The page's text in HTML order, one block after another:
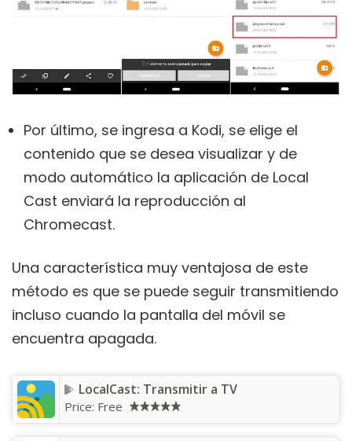
Por último, se ingresa a Kodi, se elige el
contenido que se desea visualizar y de
modo automático la aplicación de Local
Cast enviará la reproducción al
Chromecast.
Una característica muy ventajosa de este
método es que se puede seguir transmitiendo
incluso cuando la pantalla del móvil se
encuentra apagada.
LocalCast: Transmitir a TV
Price: Free